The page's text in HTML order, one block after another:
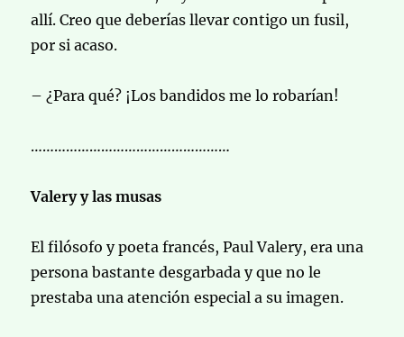
allí. Creo que deberías llevar contigo un fusil,
por si acaso.
– ¿Para qué? ¡Los bandidos me lo robarían!
……………………………………………
Valery y las musas
El filósofo y poeta francés, Paul Valery, era una
persona bastante desgarbada y que no le
prestaba una atención especial a su imagen.